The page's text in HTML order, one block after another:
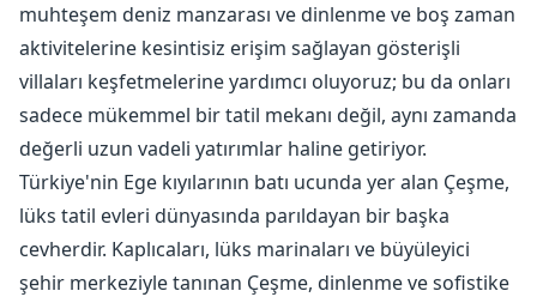
muhteşem deniz manzarası ve dinlenme ve boş zaman
aktivitelerine kesintisiz erişim sağlayan gösterişli
villaları keşfetmelerine yardımcı oluyoruz; bu da onları
sadece mükemmel bir tatil mekanı değil, aynı zamanda
değerli uzun vadeli yatırımlar haline getiriyor.
Türkiye'nin Ege kıyılarının batı ucunda yer alan Çeşme,
lüks tatil evleri dünyasında parıldayan bir başka
cevherdir. Kaplıcaları, lüks marinaları ve büyüleyici
şehir merkeziyle tanınan Çeşme, dinlenme ve sofistike